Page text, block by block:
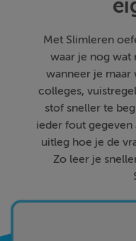
Met Slimleren
waar je nog wat
wanneer je
colleges,
stof sneller te
ieder fout
uitleg hoe je de
Zo leer je